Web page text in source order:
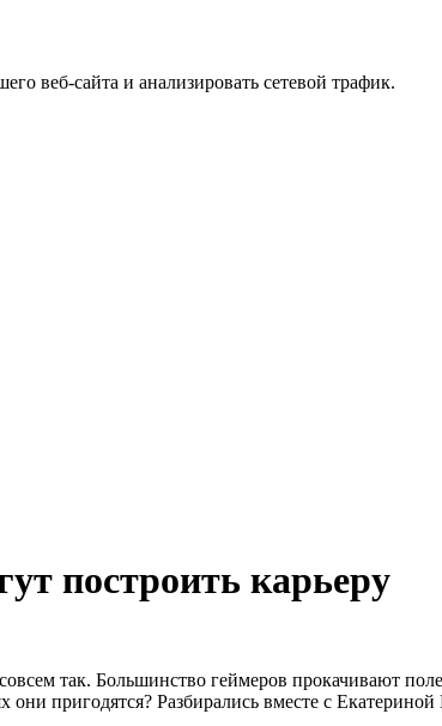
веб-сайта и анализировать сетевой трафик.
построить карьеру
так. Большинство геймеров прокачивают
пригодятся? Разбирались вместе с